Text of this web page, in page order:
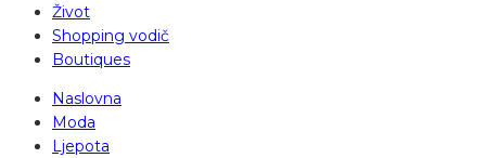
Život
Shopping vodič
Boutiques
Naslovna
Moda
Ljepota